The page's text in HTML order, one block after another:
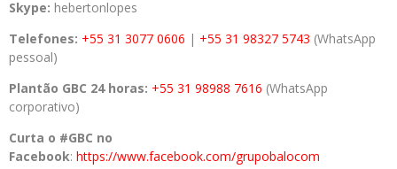
Skype: hebertonlopes
Telefones: +55 31 3077 0606 | +55 31 98327 5743 (WhatsApp
pessoal)
Plantão GBC 24 horas: +55 31 98988 7616 (WhatsApp
corporativo)
Curta o #GBC no
Facebook: https://www.facebook.com/grupobalocom